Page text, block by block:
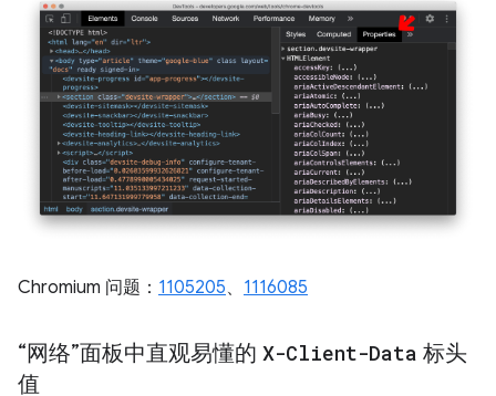
Chromium 问题： 1105205、 1116085
“网络”面板中直观易懂的 X-Client-Data 标头
值